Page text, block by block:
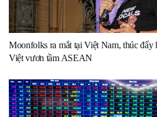
Moonfolks ra mắt tại Việt Nam, thúc đẩy
Việt vươn tầm ASEAN